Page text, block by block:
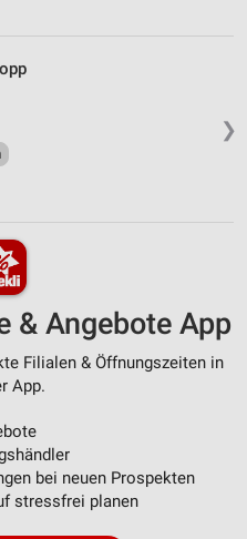
❯
& Angebote App
Filialen & Öffnungszeiten in
App.
bei neuen Prospekten
stressfrei planen